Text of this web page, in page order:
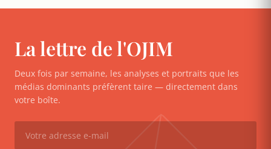
La lettre de l'OJIM
Deux fois par semaine, les analyses et portraits que les
médias dominants préfèrent taire — directement dans
votre boîte.